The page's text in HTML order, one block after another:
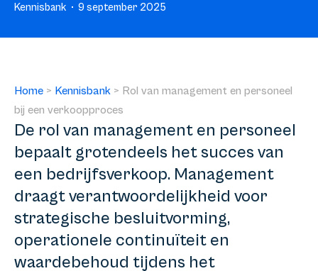
Kennisbank 9 september 2025
Home > Kennisbank > Rol van management en personeel
bij een verkoopproces
De rol van management en personeel
bepaalt grotendeels het succes van
een bedrijfsverkoop. Management
draagt verantwoordelijkheid voor
strategische besluitvorming,
operationele continuïteit en
waardebehoud tijdens het